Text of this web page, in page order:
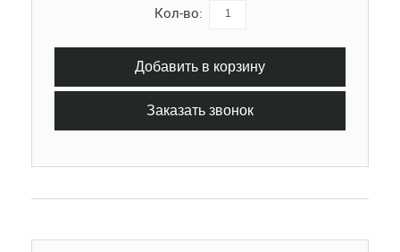
Кол-во:
Добавить в корзину
Заказать звонок